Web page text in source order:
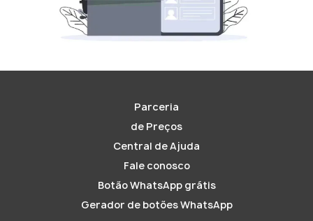
Parceria
de Preços
Central de Ajuda
Fale conosco
Botão WhatsApp grátis
Gerador de botões WhatsApp